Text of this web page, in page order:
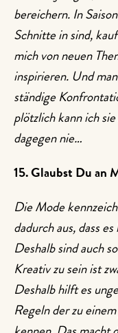
bereichern. In
Schnitte in sind,
mich von neuen
inspirieren. Und
ständige
plötzlich kann ich
dagegen nie…
15. Glaubst Du an
Die Mode
dadurch aus, dass
Deshalb sind auch
Kreativ zu sein ist
Deshalb hilft es
Regeln der zu